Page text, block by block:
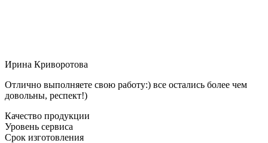
Ирина Криворотова
Отлично выполняете свою работу:) все остались более чем
довольны, респект!)
Качество продукции
Уровень сервиса
Срок изготовления